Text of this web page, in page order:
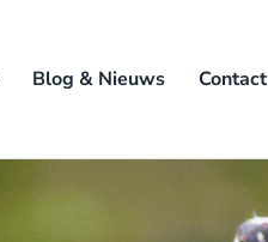
Blog & Nieuws Contact